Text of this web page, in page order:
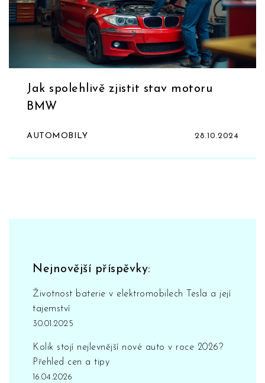
Jak spolehlivě zjistit stav motoru
BMW
AUTOMOBILY 28.10.2024
Nejnovější příspěvky:
Životnost baterie v elektromobilech Tesla a její
tajemství
30.01.2025
Kolik stojí nejlevnější nové auto v roce 2026?
Přehled cen a tipy
16.04.2026